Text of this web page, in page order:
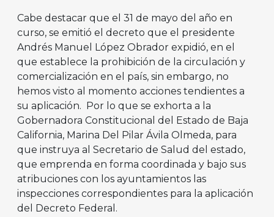
Cabe destacar que el 31 de mayo del año en
curso, se emitió el decreto que el presidente
Andrés Manuel López Obrador expidió, en el
que establece la prohibición de la circulación y
comercialización en el país, sin embargo, no
hemos visto al momento acciones tendientes a
su aplicación. Por lo que se exhorta a la
Gobernadora Constitucional del Estado de Baja
California, Marina Del Pilar Ávila Olmeda, para
que instruya al Secretario de Salud del estado,
que emprenda en forma coordinada y bajo sus
atribuciones con los ayuntamientos las
inspecciones correspondientes para la aplicación
del Decreto Federal.